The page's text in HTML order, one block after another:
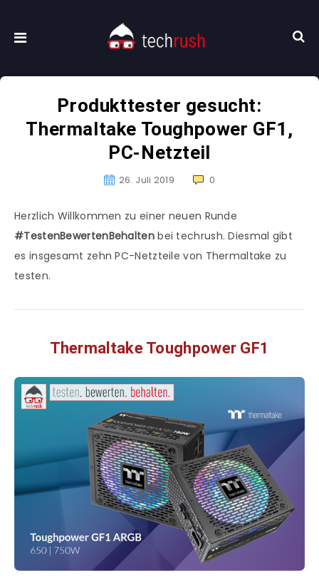
Produkttester gesucht:
Thermaltake Toughpower GF1,
PC-Netzteil
26. Juli 2019 0
Herzlich Willkommen zu einer neuen Runde
#TestenBewertenBehaltenbei techrush. Diesmal gibt
es insgesamt zehn PC-Netzteile von Thermaltake zu
testen.
Thermaltake Toughpower GF1